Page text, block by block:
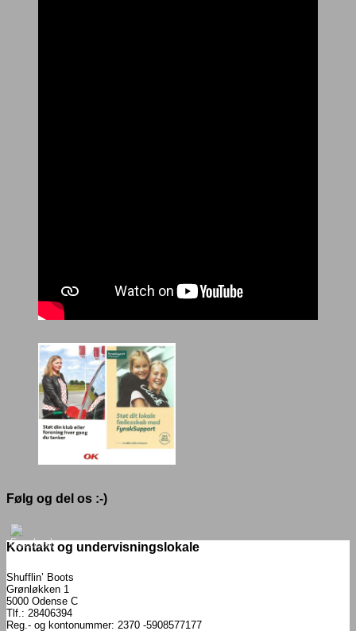
Følg og del os :-)
Kontakt og undervisningslokale
Shufflin’ Boots
Grønløkken 1
5000 Odense C
Tlf.: 28406394
Reg.- og kontonummer: 2370 -5908577177